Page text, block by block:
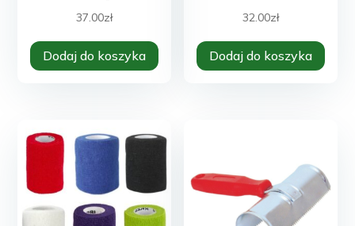
37.00zł
Dodaj do koszyka
32.00zł
Dodaj do koszyka